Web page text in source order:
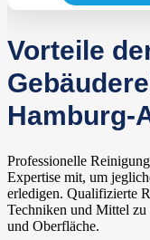
Vorteile
Hamburg-
Professionelle
Expertise mit, um
erledigen. Qualifizierte
Techniken und Mittel
und Oberfläche.